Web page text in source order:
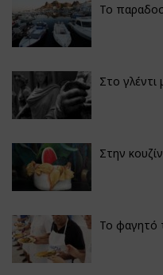
Το
Στο γλέντι
Στην
Το φαγητό